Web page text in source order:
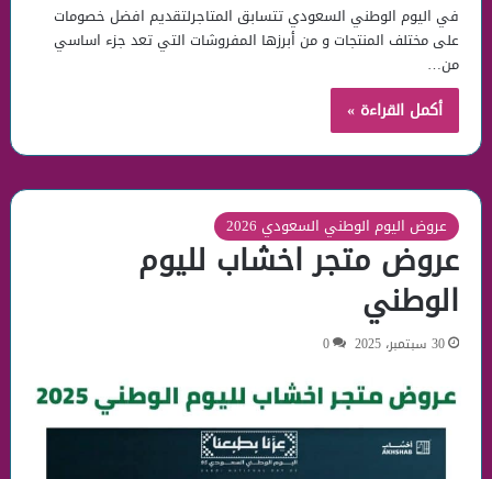
في اليوم الوطني السعودي تتسابق المتاجرلتقديم افضل خصومات
على مختلف المنتجات و من أبرزها المفروشات التي تعد جزء اساسي
من…
أكمل القراءة »
عروض اليوم الوطني السعودي 2026
عروض متجر اخشاب لليوم
الوطني
30 سبتمبر، 2025 0